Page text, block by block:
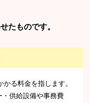
たものです。
る料金を指します。
・供給設備や事務費